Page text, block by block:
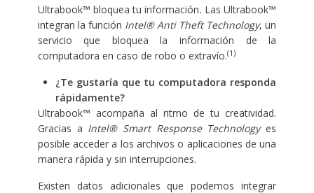
Ultrabook™ bloquea tu información. Las Ultrabook™
integran la función Intel® Anti Theft Technology, un
servicio que bloquea la información de la
computadora en caso de robo o extravío.(1)
¿Te gustaría que tu computadora responda
rápidamente?
Ultrabook™ acompaña al ritmo de tu creatividad.
Gracias a Intel® Smart Response Technologyes
posible acceder a los archivos o aplicaciones de una
manera rápida y sin interrupciones.
Existen datos adicionales que podemos integrar